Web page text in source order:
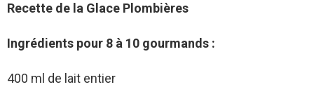
Recette de la Glace Plombières
Ingrédients pour 8 à 10 gourmands :
400 ml de lait entier